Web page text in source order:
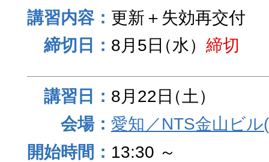
更新＋失効再交付
8月5日（水） 締切
8月22日（土）
愛知／NTS金山ビ
13:30 ～